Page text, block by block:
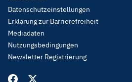
Legal
Datenschutzeinstellungen
Erklärung zur Barrierefreiheit
Mediadaten
Nutzungsbedingungen
Newsletter Registrierung